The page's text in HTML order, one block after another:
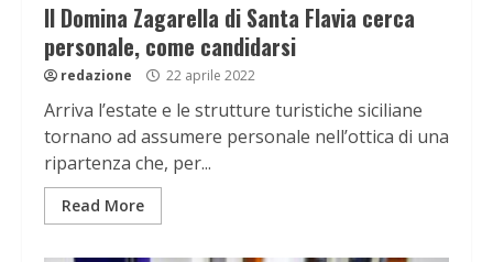
Il Domina Zagarella di Santa Flavia cerca
personale, come candidarsi
redazione 22 aprile 2022
Arriva l’estate e le strutture turistiche siciliane
tornano ad assumere personale nell’ottica di una
ripartenza che, per...
Read More